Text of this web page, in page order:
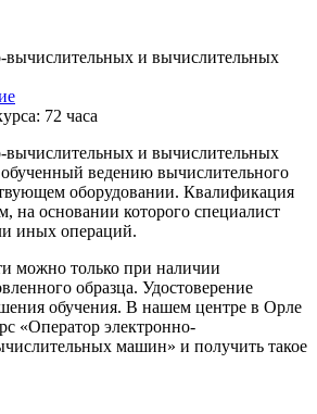
вычислительных и вычислительных
72 часа
вычислительных и вычислительных
ведению вычислительного
оборудовании. Квалификация
на основании которого специалист
иных операций.
можно только при наличии
образца. Удостоверение
обучения. В нашем центре в Орле
«Оператор электронно-
машин» и получить такое